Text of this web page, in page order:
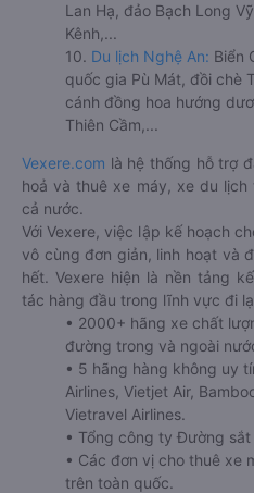
Lan Hạ, đảo Bạch Long
Kênh,...
10. Du lịch Nghệ An: Biển
quốc gia Pù Mát, đồi chè
cánh đồng hoa hướng
Thiên Cầm,...
Vexere.com là hệ thống hỗ trợ
hoả và thuê xe máy, xe du
cả nước.
Với Vexere, việc lập kế hoạch
vô cùng đơn giản, linh hoạt và
hết. Vexere hiện là nền tảng
tác hàng đầu trong lĩnh vực đi
• 2000+ hãng xe chất
đường trong và ngoài
• 5 hãng hàng không uy
Airlines, Vietjet Air,
Vietravel Airlines.
• Tổng công ty Đường sắt
• Các đơn vị cho thuê xe
trên toàn quốc.